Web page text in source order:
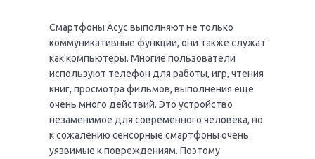
Смартфоны Асус выполняют не только
коммуникативные функции, они также служат
как компьютеры. Многие пользователи
используют телефон для работы, игр, чтения
книг, просмотра фильмов, выполнения еще
очень много действий. Это устройство
незаменимое для современного человека, но
к сожалению сенсорные смартфоны очень
уязвимые к повреждениям. Поэтому